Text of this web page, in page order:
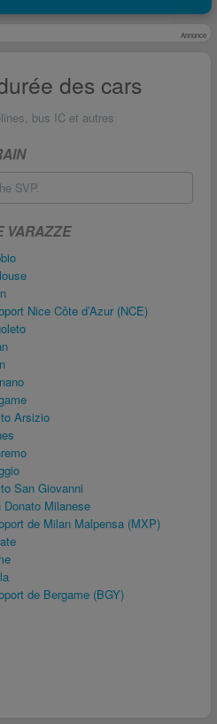
Annonce
des cars
bus IC et autres
SVP.
VARAZZE
Nice Côte d’Azur (NCE)
Arsizio
San Giovanni
Milanese
de Milan Malpensa (MXP)
de Bergame (BGY)